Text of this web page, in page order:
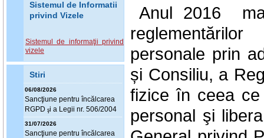
Sistemul de Informatii
privind Vizele
Sistemul de informaţii privind
vizele
Stiri
06/08/2026
Sancţiune pentru încălcarea
RGPD şi a Legii nr. 506/2004
31/07/2026
Sancţiune pentru încălcarea
Anul 2016
personale prin
și Consiliu, a
fizice în ceea
personal şi